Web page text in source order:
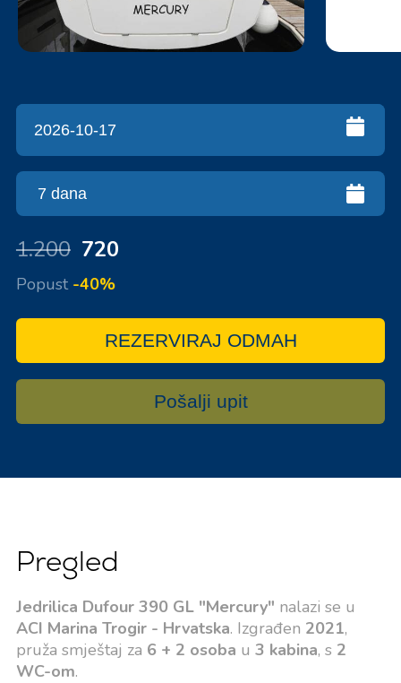
1.200 720
Popust -40%
REZERVIRAJ ODMAH
Pošalji upit
Pregled
Jedrilica Dufour 390 GL "Mercury" nalazi se u
ACI Marina Trogir - Hrvatska. Izgrađen 2021,
pruža smještaj za 6 + 2 osoba u 3 kabina, s 2
WC-om.